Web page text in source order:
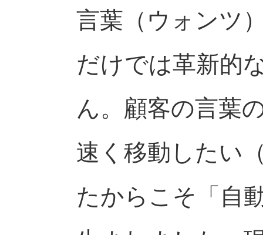
言葉（ウォンツ
だけでは革新的
ん。顧客の言葉
速く移動したい
たからこそ「自